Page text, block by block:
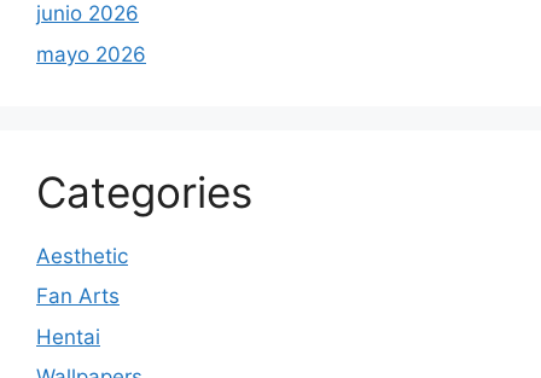
junio 2026
mayo 2026
Categories
Aesthetic
Fan Arts
Hentai